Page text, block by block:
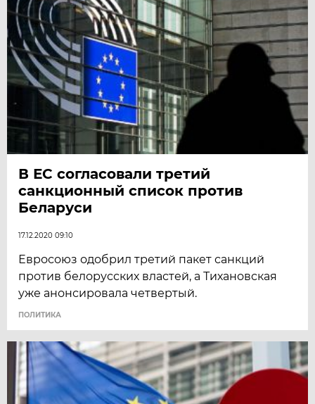
В ЕС согласовали третий
санкционный список против
Беларуси
17.12.2020 09:10
Евросоюз одобрил третий пакет санкций
против белорусских властей, а Тихановская
уже анонсировала четвертый.
ПОЛИТИКА